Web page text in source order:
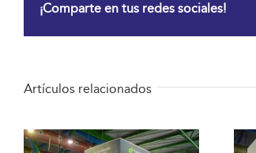
¡Comparte en tus redes sociales!
Artículos relacionados